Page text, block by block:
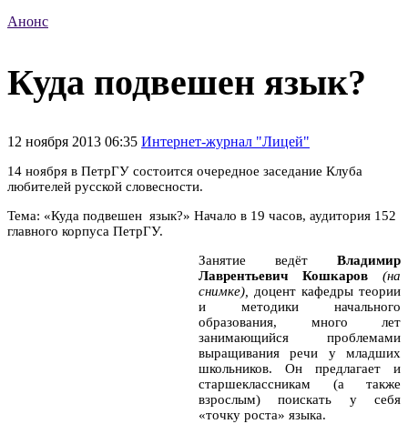
Анонс
Куда подвешен язык?
12 ноября 2013 06:35 Интернет-журнал "Лицей"
14 ноября в ПетрГУ состоится очередное заседание Клуба
любителей русской словесности.
Тема: «Куда подвешен язык?» Начало в 19 часов, аудитория 152
главного корпуса ПетрГУ.
Занятие ведёт Владимир
Лаврентьевич Кошкаров (на
снимке),
доцент кафедры теории
и методики начального
образования, много лет
занимающийся проблемами
выращивания речи у младших
школьников. Он предлагает и
старшеклассникам (а также
взрослым) поискать у себя
«точку роста» языка.